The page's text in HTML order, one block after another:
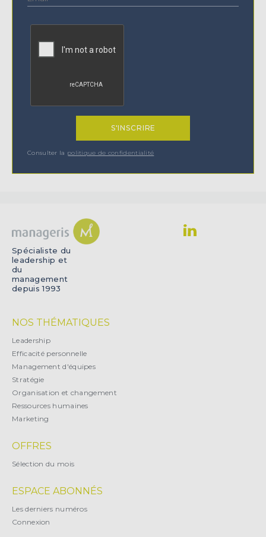
Consulter la politique de confidentialité
Spécialiste du
leadership et
du
management
depuis 1993
NOS THÉMATIQUES
Leadership
Efficacité personnelle
Management d'équipes
Stratégie
Organisation et changement
Ressources humaines
Marketing
OFFRES
Sélection du mois
ESPACE ABONNÉS
Les derniers numéros
Connexion